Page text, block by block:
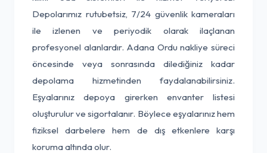
Depolarımız rutubetsiz, 7/24 güvenlik kameraları
ile izlenen ve periyodik olarak ilaçlanan
profesyonel alanlardır. Adana Ordu nakliye süreci
öncesinde veya sonrasında dilediğiniz kadar
depolama hizmetinden faydalanabilirsiniz.
Eşyalarınız depoya girerken envanter listesi
oluşturulur ve sigortalanır. Böylece eşyalarınız hem
fiziksel darbelere hem de dış etkenlere karşı
koruma altında olur.